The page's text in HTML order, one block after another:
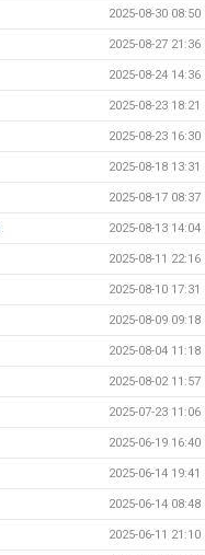
2025-08-30 08:50
2025-08-27 21:36
2025-08-24 14:36
2025-08-23 18:21
2025-08-23 16:30
2025-08-18 13:31
2025-08-17 08:37
2025-08-13 14:04
2025-08-11 22:16
2025-08-10 17:31
2025-08-09 09:18
2025-08-04 11:18
2025-08-02 11:57
2025-07-23 11:06
2025-06-19 16:40
2025-06-14 19:41
2025-06-14 08:48
2025-06-11 21:10